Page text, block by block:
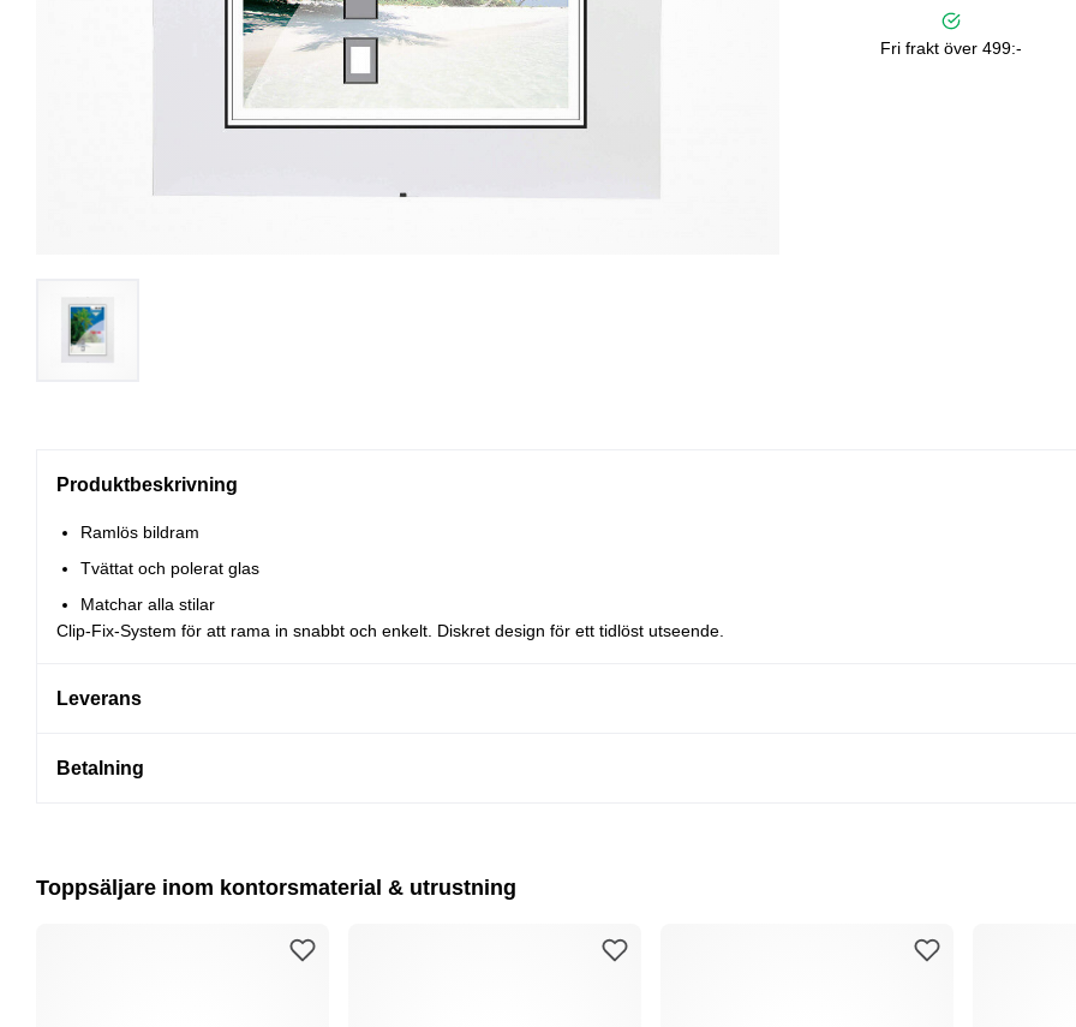
Fri frakt över 499:-
Produktbeskrivning
Ramlös bildram
Tvättat och polerat glas
Matchar alla stilar
Clip-Fix-System för att rama in snabbt och enkelt. Diskret design för ett tidlöst utseende.
Leverans
Betalning
Toppsäljare inom kontorsmaterial & utrustning